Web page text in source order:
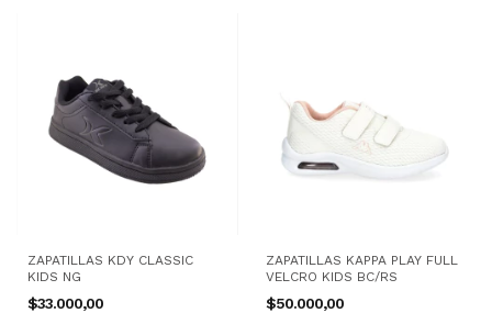
ZAPATILLAS KDY CLASSIC
KIDS NG
$33.000,00
ZAPATILLAS KAPPA PLAY FULL
VELCRO KIDS BC/RS
$50.000,00